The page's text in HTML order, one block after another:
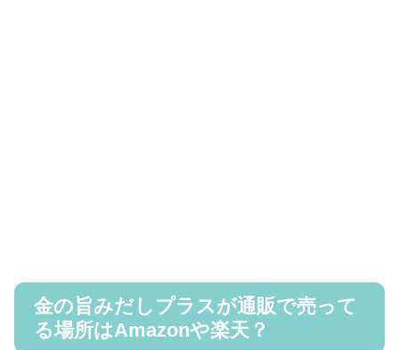
金の旨みだしプラスが通販で売って
る場所はAmazonや楽天？